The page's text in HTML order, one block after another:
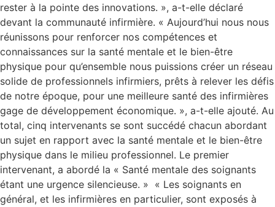
rester à la pointe des innovations. », a-t-elle déclaré
devant la communauté infirmière. « Aujourd’hui nous nous
réunissons pour renforcer nos compétences et
connaissances sur la santé mentale et le bien-être
physique pour qu’ensemble nous puissions créer un réseau
solide de professionnels infirmiers, prêts à relever les défis
de notre époque, pour une meilleure santé des infirmières
gage de développement économique. », a-t-elle ajouté. Au
total, cinq intervenants se sont succédé chacun abordant
un sujet en rapport avec la santé mentale et le bien-être
physique dans le milieu professionnel. Le premier
intervenant, a abordé la « Santé mentale des soignants
étant une urgence silencieuse. » « Les soignants en
général, et les infirmières en particulier, sont exposés à